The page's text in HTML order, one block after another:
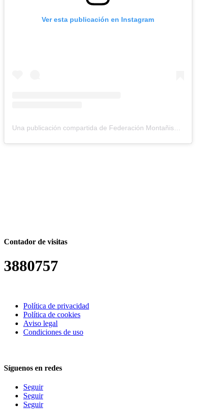
Ver esta publicación en Instagram
Contador de visitas
3880757
Política de privacidad
Política de cookies
Aviso legal
Condiciones de uso
Síguenos en redes
Seguir
Seguir
Seguir